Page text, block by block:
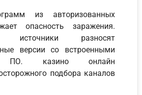
из авторизованных
опасность заражения.
источники разносят
версии со встроенными
ПО. казино онлайн
подбора каналов